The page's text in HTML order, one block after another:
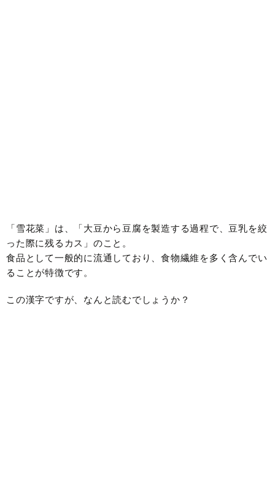
「雪花菜」は、「大豆から豆腐を製造する過程で、豆乳を絞
った際に残るカス」のこと。
食品として一般的に流通しており、食物繊維を多く含んでい
ることが特徴です。
この漢字ですが、なんと読むでしょうか？